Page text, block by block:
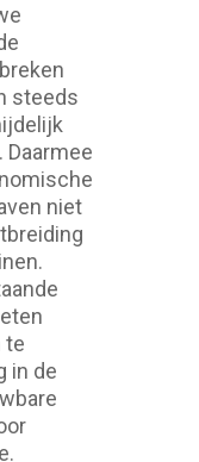
steeds
niet
te
in de